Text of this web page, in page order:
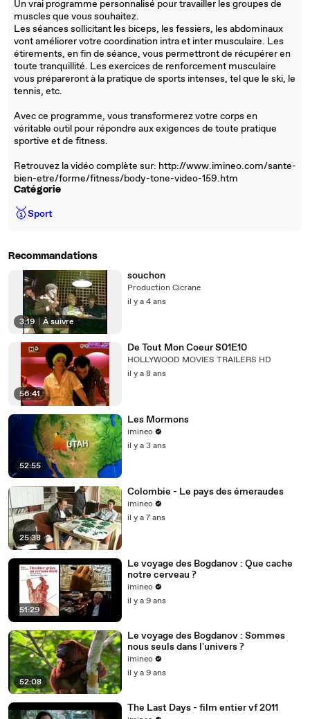
Un vrai programme personnalisé pour travailler les groupes de
muscles que vous souhaitez.
Les séances sollicitant les biceps, les fessiers, les abdominaux
vont améliorer votre coordination intra et inter musculaire. Les
étirements, en fin de séance, vous permettront de récupérer en
toute tranquillité. Les exercices de renforcement musculaire
vous prépareront à la pratique de sports intenses, tel que le ski, le
tennis, etc.
Avec ce programme, vous transformerez votre corps en
véritable outil pour répondre aux exigences de toute pratique
sportive et de fitness.
Retrouvez la vidéo complète sur: http://www.imineo.com/sante-
bien-etre/forme/fitness/body-tone-video-159.htm
Catégorie
🥇Sport
Recommandations
3:19 À suivre
souchon
Production Cicrane
il y a 4 ans
56:41
De Tout Mon Coeur S01E10
HOLLYWOOD MOVIES TRAILERS HD
il y a 8 ans
52:55
Les Mormons
imineo
il y a 3 ans
25:38
Colombie - Le pays des émeraudes
imineo
il y a 7 ans
51:29
Le voyage des Bogdanov : Que cache
notre cerveau ?
imineo
il y a 9 ans
52:08
Le voyage des Bogdanov : Sommes
nous seuls dans l'univers ?
imineo
il y a 9 ans
The Last Days - film entier vf 2011